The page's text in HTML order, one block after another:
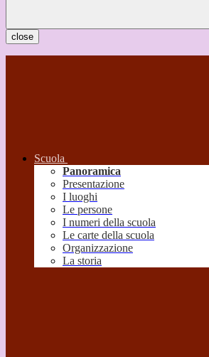
close
Scuola
Panoramica
Presentazione
I luoghi
Le persone
I numeri della scuola
Le carte della scuola
Organizzazione
La storia